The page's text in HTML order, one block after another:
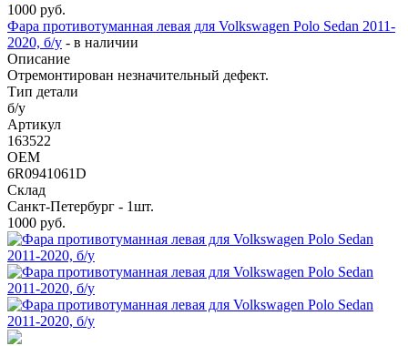
1000 руб.
Фара противотуманная левая для Volkswagen Polo Sedan 2011-
2020, б/у - в наличии
Описание
Отремонтирован незначительный дефект.
Тип детали
б/у
Артикул
163522
OEM
6R0941061D
Склад
Санкт-Петербург - 1шт.
1000 руб.